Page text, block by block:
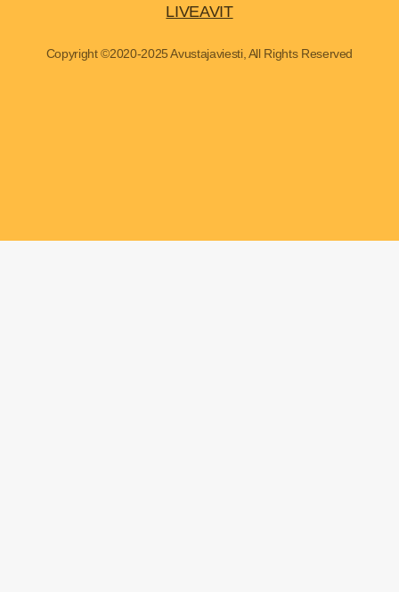
LIVEAVIT
Copyright ©2020-2025 Avustajaviesti, All Rights Reserved